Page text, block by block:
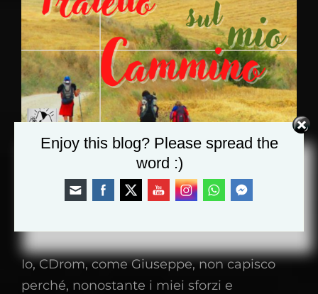
Non Temere, ti ho chiamato per
Io, CDrom, come Giuseppe, non capisco
perché, nonostante i miei sforzi e
Enjoy this blog? Please spread the
word :)